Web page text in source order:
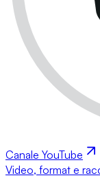
Canale YouTube
Video, format e